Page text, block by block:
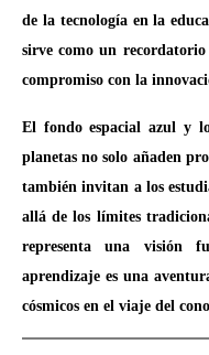
de la tecnología en la
sirve como un
compromiso con la
El fondo espacial azul y
planetas no solo añaden
también invitan a los
allá de los límites
representa una visión
aprendizaje es una
cósmicos en el viaje del